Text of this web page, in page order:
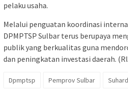
pelaku usaha.
Melalui penguatan koordinasi
DPMPTSP Sulbar terus berupaya
publik yang berkualitas guna
dan peningkatan investasi daerah.
Dpmptsp Pemprov Sulbar